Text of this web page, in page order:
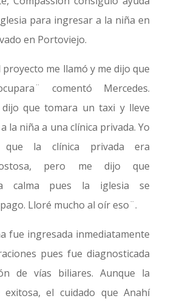
para ingresar a la niña en
en Portoviejo.
proyecto me llamó y me dijo que
comentó Mercedes.
dijo que tomara un taxi y lleve
la niña a una clínica privada. Yo
que la clínica privada era
pero me dijo que
calma pues la iglesia se
Lloré mucho al oír eso¨.
fue ingresada inmediatamente
pues fue diagnosticada
de vías biliares. Aunque la
el cuidado que Anahí